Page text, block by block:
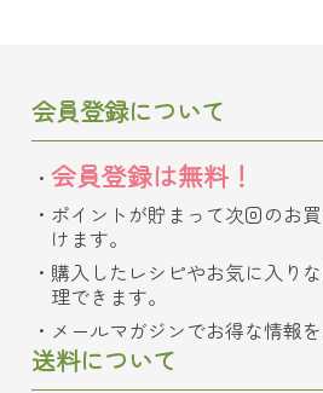
会員登録について
会員登録は無料！
ポイントが貯まって次回のお
けます。
購入したレシピやお気に入り
理できます。
メールマガジンでお得な情報を
送料について